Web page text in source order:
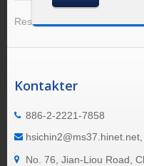
Resultat 1 - 8 av 8
Kontakter
886-2-2221-7858
No. 76, Jian-Liou Road,